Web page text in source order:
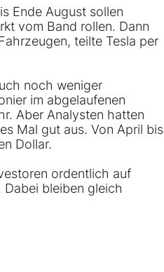
Ende August sollen
vom Band rollen. Dann
teilte Tesla per
noch weniger
im abgelaufenen
Aber Analysten hatten
Mal gut aus. Von April bis
Dollar.
ordentlich auf
bleiben gleich